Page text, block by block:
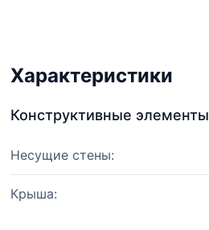
Характеристики
Конструктивные элементы
Несущие стены:
Крыша: